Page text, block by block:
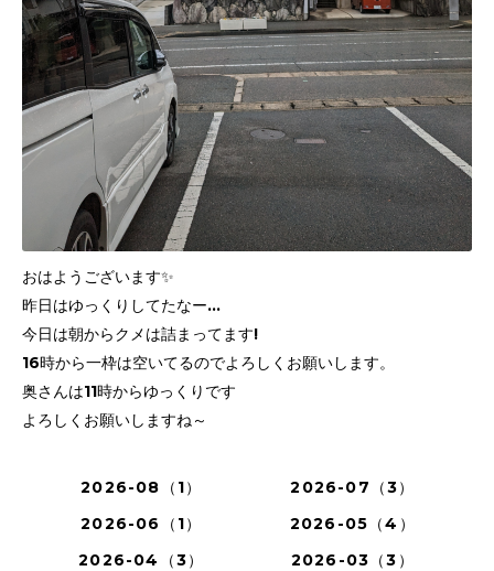
おはようございます✨
昨日はゆっくりしてたなー…
今日は朝からクメは詰まってます!
16時から一枠は空いてるのでよろしくお願いします。
奥さんは11時からゆっくりです
よろしくお願いしますね～
2026-08（1）
2026-07（3）
2026-06（1）
2026-05（4）
2026-04（3）
2026-03（3）